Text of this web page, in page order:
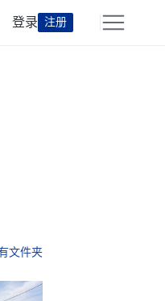
登录 注册
文件夹